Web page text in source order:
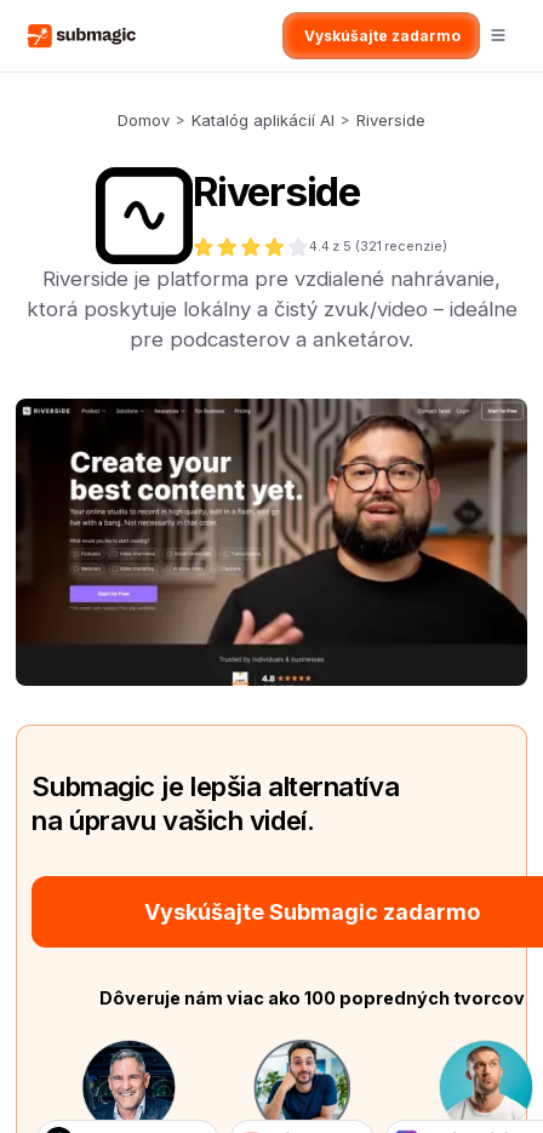
Vyskúšajte zadarmo
Domov > Katalóg aplikácií AI > Riverside
Riverside
4.4 z 5 (321 recenzie)
Riverside je platforma pre vzdialené nahrávanie,
ktorá poskytuje lokálny a čistý zvuk/video – ideálne
pre podcasterov a anketárov.
Submagic je lepšia alternatíva
na úpravu vašich videí.
Vyskúšajte Submagic zadarmo
Dôveruje nám viac ako 100 popredných tvorcov